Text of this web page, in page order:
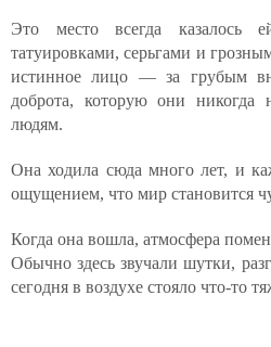
Это место всегда
татуировками, серьгами и
истинное лицо — за грубым
доброта, которую они никогда
людям.
Она ходила сюда много лет, и
ощущением, что мир становится
Когда она вошла, атмосфера
Обычно здесь звучали шутки,
сегодня в воздухе стояло что-то